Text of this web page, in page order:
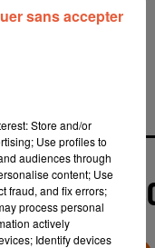
Store and/or
Use profiles to
audiences through
content; Use
fraud, and fix errors;
process personal
actively
Identify devices
sans accepter